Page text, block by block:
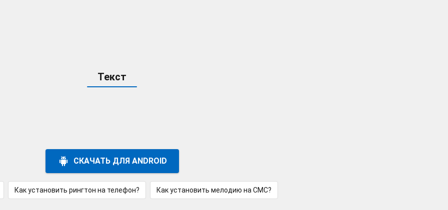
Текст
СКАЧАТЬ ДЛЯ ANDROID
Как установить рингтон на телефон? Как установить мелодию на СМС?